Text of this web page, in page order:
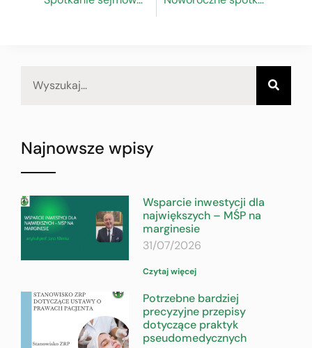
Najnowsze wpisy
Wsparcie inwestycji dla
największych – MŚP na
marginesie
31/07/2026
Czytaj więcej
Potrzebne bardziej
precyzyjne przepisy
dotyczące praktyk
pseudomedycznych